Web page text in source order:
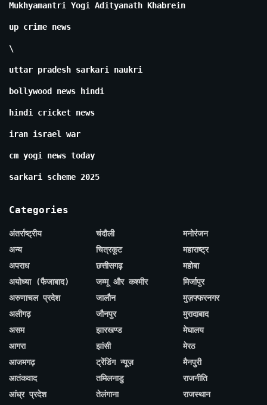
Mukhyamantri Yogi Adityanath Khabrein
up crime news
\
uttar pradesh sarkari naukri
bollywood news hindi
hindi cricket news
iran israel war
cm yogi news today
sarkari scheme 2025
Categories
अंतर्राष्ट्रीय
अन्य
अपराध
अयोध्या (फैजाबाद)
अरुणाचल प्रदेश
अलीगढ़
असम
आगरा
आजमगढ़
आतंकवाद
आंध्र प्रदेश
चंदौली
चित्रकूट
छत्तीसगढ़
जम्मू और कश्मीर
जालौन
जौनपुर
झारखण्ड
झांसी
ट्रेंडिंग न्यूज़
तमिलनाडु
तेलंगाना
मनोरंजन
महाराष्ट्र
महोबा
मिर्जापुर
मुज़फ्फरनगर
मुरादाबाद
मेघालय
मेरठ
मैनपुरी
राजनीति
राजस्थान